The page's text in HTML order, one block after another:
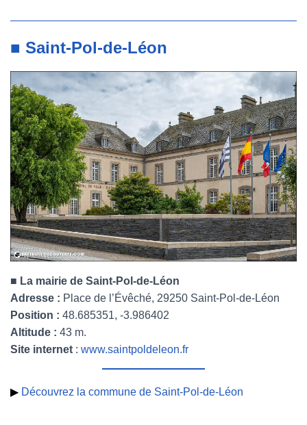
■ Saint-Pol-de-Léon
■ La mairie de Saint-Pol-de-Léon
Adresse : Place de l’Évêché, 29250 Saint-Pol-de-Léon
Position : 48.685351, -3.986402
Altitude : 43 m.
Site internet : www.saintpoldeleon.fr
▶ Découvrez la commune de Saint-Pol-de-Léon